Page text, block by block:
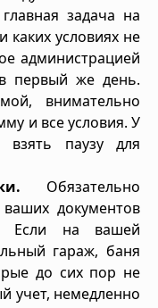
задача на
условиях не
администрацией
первый же день.
внимательно
и все условия. У
паузу для
Обязательно
документов
Если на вашей
гараж, баня
до сих пор не
учет, немедленно